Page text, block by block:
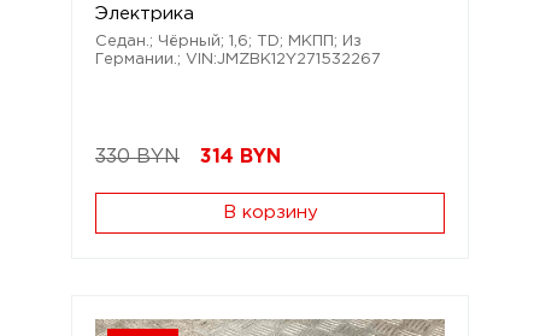
Электрика
Седан.; Чёрный; 1,6; TD; МКПП; Из
Германии.; VIN:JMZBK12Y271532267
330 BYN 314 BYN
В корзину